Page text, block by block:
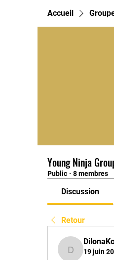
Accueil
Young Ninja
Public · 8 membres
Discussion
Retour
19 juin